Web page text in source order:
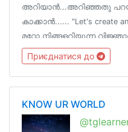
അറിയാൻ...അറിഞ്ഞതു
കാക്കാൻ...... "Let's create
മറ്റോ നിങ്ങളറിയുന്ന
ഒരിടം !ടെലെഗ്രാമിന്‌
നിർത്താനാകും !
Приєднатися до
KNOW UR WORLD